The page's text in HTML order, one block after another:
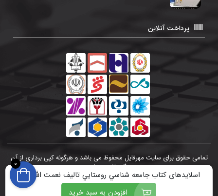
پرداخت آنلاین
تمامی حقوق برای سایت مهرفایل محفوظ می باشد و هرگونه کپی برداری از آن
پیگرد قانونی دارد.
0
اسلایدهای کتاب جامعه شناسي روستايي تالیف نعمت الله تقوي
افزودن به سبد خرید